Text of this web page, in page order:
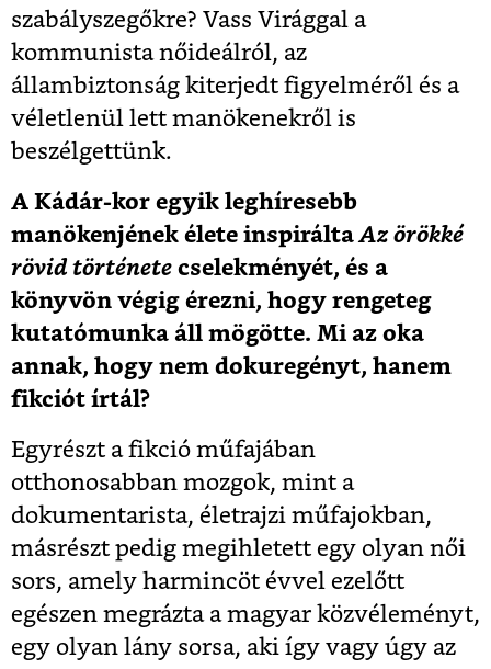
szabályszegőkre? Vass Virággal a
kommunista nőideálról, az
állambiztonság kiterjedt figyelméről és a
véletlenül lett manökenekről is
beszélgettünk.
A Kádár-kor egyik leghíresebb
manökenjének élete inspiráltaAz örökké
rövid története cselekményét, és a
könyvön végig érezni, hogy rengeteg
kutatómunka áll mögötte. Mi az oka
annak, hogy nem dokuregényt, hanem
fikciót írtál?
Egyrészt a fikció műfajában
otthonosabban mozgok, mint a
dokumentarista, életrajzi műfajokban,
másrészt pedig megihletett egy olyan női
sors, amely harmincöt évvel ezelőtt
egészen megrázta a magyar közvéleményt,
egy olyan lány sorsa, aki így vagy úgy az